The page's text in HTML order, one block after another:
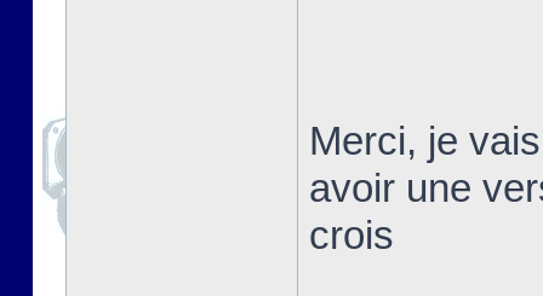
Merci, je
avoir une
crois